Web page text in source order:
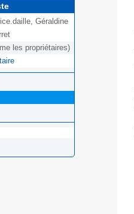
Géraldine
les propriétaires)